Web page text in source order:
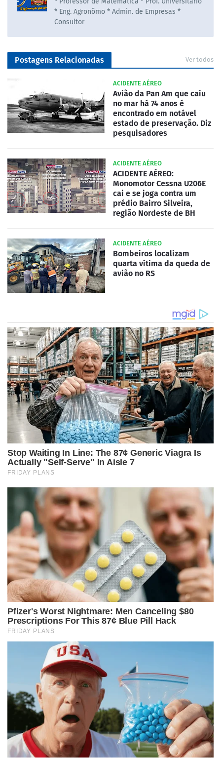
* Eng. Agronômo * Admin. de Empresas *
Consultor
Postagens Relacionadas Ver todos
ACIDENTE AÉREO
Avião da Pan Am que caiu
no mar há 74 anos é
encontrado em notável
estado de preservação. Diz
pesquisadores
ACIDENTE AÉREO
ACIDENTE AÉREO:
Monomotor Cessna U206E
cai e se joga contra um
prédio Bairro Silveira,
região Nordeste de BH
ACIDENTE AÉREO
Bombeiros localizam
quarta vítima da queda de
avião no RS